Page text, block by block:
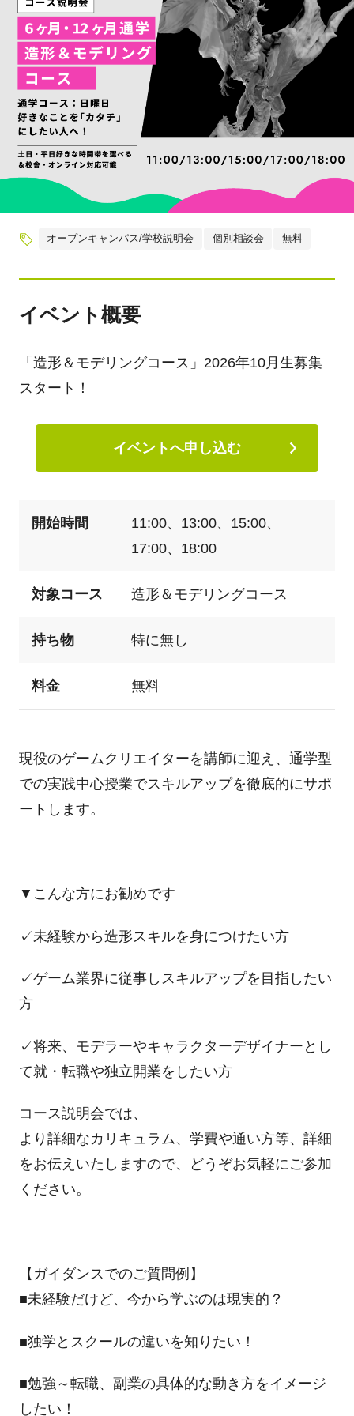
オープンキャンパス/学校説明会 個別相談会 無料
イベント概要
「造形＆モデリングコース」2026年10月生募集
スタート！
イベントへ申し込む
開始時間
11:00、13:00、15:00、
17:00、18:00
対象コース 造形＆モデリングコース
持ち物 特に無し
料金 無料
現役のゲームクリエイターを講師に迎え、通学型
での実践中心授業でスキルアップを徹底的にサポ
ートします。
▼こんな方にお勧めです
✓未経験から造形スキルを身につけたい方
✓ゲーム業界に従事しスキルアップを目指したい
方
✓将来、モデラーやキャラクターデザイナーとし
て就・転職や独立開業をしたい方
コース説明会では、
より詳細なカリキュラム、学費や通い方等、詳細
をお伝えいたしますので、どうぞお気軽にご参加
ください。
【ガイダンスでのご質問例】
■未経験だけど、今から学ぶのは現実的？
■独学とスクールの違いを知りたい！
■勉強～転職、副業の具体的な動き方をイメージ
したい！